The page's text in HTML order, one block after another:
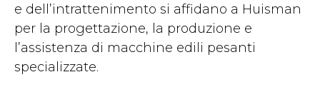
e dell’intrattenimento si affidano a Huisman
per la progettazione, la produzione e
l’assistenza di macchine edili pesanti
specializzate.